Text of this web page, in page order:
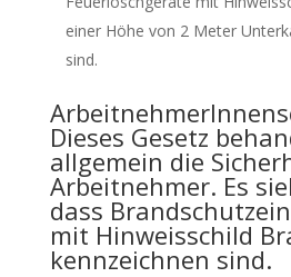
einer Höhe von 2 Meter
sind.
Dieses Gesetz
allgemein die
Arbeitnehmer. Es
dass
mit Hinweisschild
kennzeichnen sind.